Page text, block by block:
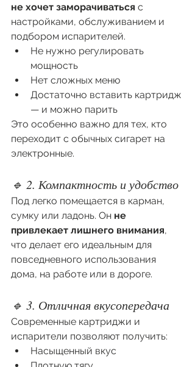
не хочет заморачиваться с
настройками, обслуживанием и
подбором испарителей.
Не нужно регулировать
мощность
Нет сложных меню
Достаточно вставить картридж
— и можно парить
Это особенно важно для тех, кто
переходит с обычных сигарет на
электронные.
🔹 2. Компактность и удобство
Под легко помещается в карман,
сумку или ладонь. Он не
привлекает лишнего внимания,
что делает его идеальным для
повседневного использования
дома, на работе или в дороге.
🔹 3. Отличная вкусопередача
Современные картриджи и
испарители позволяют получить:
Насыщенный вкус